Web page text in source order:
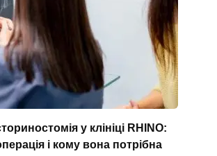
у клініці RHINO:
і кому вона потрібна